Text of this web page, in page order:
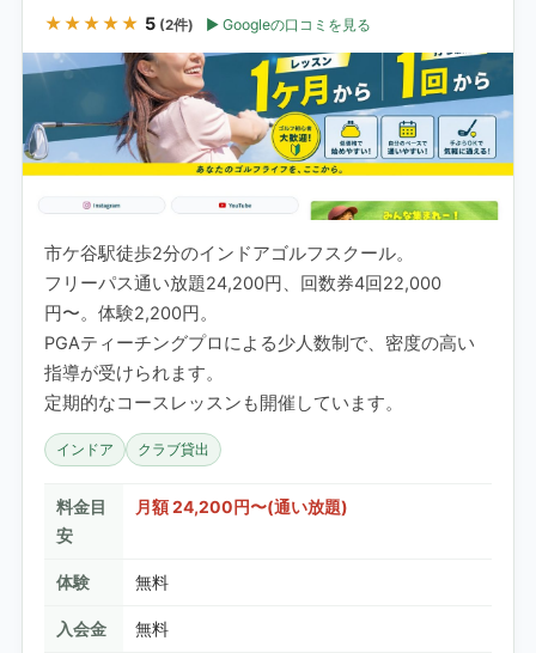
★★★★★ 5 (2件) Googleの口コミを見る
市ケ谷駅徒歩2分のインドアゴルフスクール。
フリーパス通い放題24,200円、回数券4回22,000
円〜。体験2,200円。
PGAティーチングプロによる少人数制で、密度の高い
指導が受けられます。
定期的なコースレッスンも開催しています。
インドア クラブ貸出
料金目
安
月額 24,200円〜(通い放題)
体験 無料
入会金 無料